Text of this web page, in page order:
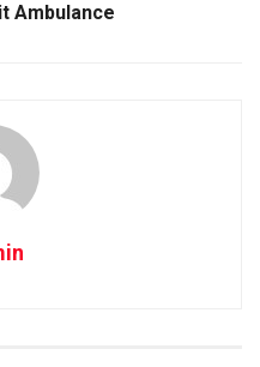
Ambulance